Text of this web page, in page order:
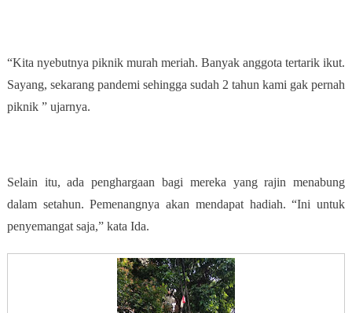
“Kita nyebutnya piknik murah meriah. Banyak anggota tertarik ikut.
Sayang, sekarang pandemi sehingga sudah 2 tahun kami gak pernah
piknik ” ujarnya.
Selain itu, ada penghargaan bagi mereka yang rajin menabung
dalam setahun. Pemenangnya akan mendapat hadiah. “Ini untuk
penyemangat saja,” kata Ida.